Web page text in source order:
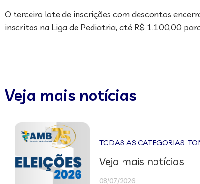
O terceiro lote de inscrições com descontos
inscritos na Liga de Pediatria, até R$ 1.100,00
Veja mais notícias
TODAS AS CATEGORIAS,
Veja mais notícias
08/07/2026